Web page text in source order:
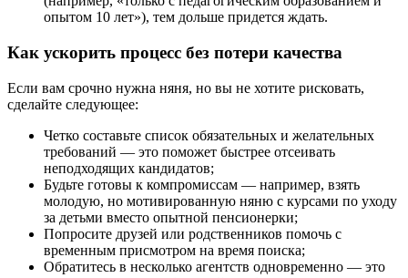
опытом 10 лет»), тем дольше придется ждать.
Как ускорить процесс без потери качества
Если вам срочно нужна няня, но вы не хотите рисковать,
сделайте следующее:
Четко составьте список обязательных и желательных
требований — это поможет быстрее отсеивать
неподходящих кандидатов;
Будьте готовы к компромиссам — например, взять
молодую, но мотивированную няню с курсами по уходу
за детьми вместо опытной пенсионерки;
Попросите друзей или родственников помочь с
временным присмотром на время поиска;
Обратитесь в несколько агентств одновременно — это